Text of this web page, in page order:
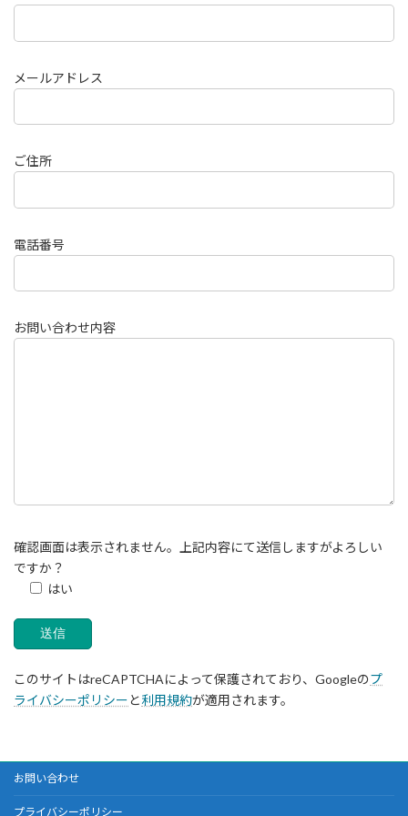
メールアドレス
ご住所
電話番号
お問い合わせ内容
確認画面は表示されません。上記内容にて送信しますがよろしい
ですか？
はい
このサイトはreCAPTCHAによって保護されており、Googleのプ
ライバシーポリシーと利用規約が適用されます。
お問い合わせ
プライバシーポリシー